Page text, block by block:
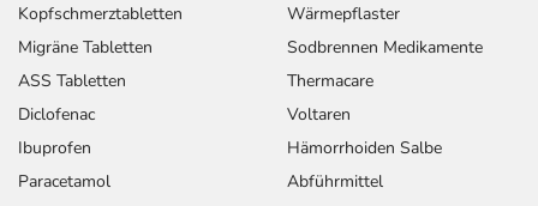
Kopfschmerztabletten
Migräne Tabletten
ASS Tabletten
Diclofenac
Ibuprofen
Paracetamol
Wärmepflaster
Sodbrennen Medikamente
Thermacare
Voltaren
Hämorrhoiden Salbe
Abführmittel